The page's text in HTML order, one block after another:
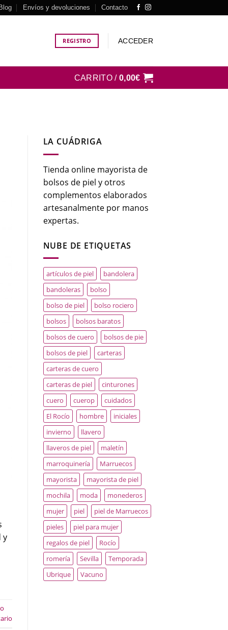
Envíos y devoluciones Contacto
REGISTRO ACCEDER
CARRITO /0,00€
y
LA CUÁDRIGA
Tienda online mayorista de
bolsos de piel y otros
complementos elaborados
artesanalmente por manos
expertas.
NUBE DE ETIQUETAS
artículos de piel
bandolera
bandoleras
bolso
bolso de piel
bolso rociero
bolsos
bolsos baratos
bolsos de cuero
bolsos de pie
bolsos de piel
carteras
carteras de cuero
carteras de piel
cinturones
cuero
cuerop
cuidados
El Rocío
hombre
iniciales
invierno
llavero
llaveros de piel
maletín
marroquinería
Marruecos
mayorista
mayorista de piel
mochila
moda
monederos
mujer
piel
piel de Marruecos
pieles
piel para mujer
regalos de piel
Rocío
romería
Sevilla
Temporada
Ubrique
Vacuno